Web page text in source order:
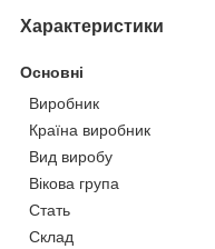
Характеристики
Основні
Виробник
Країна виробник
Вид виробу
Вікова група
Стать
Склад